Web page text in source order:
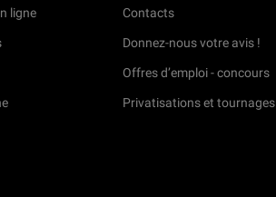
ligne Contacts
Donnez-nous votre avis !
Offres d’emploi - concours
Privatisations et tournages